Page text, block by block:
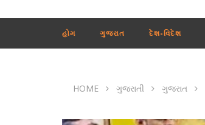
હોમ ગુજરાત દેશ-વિદેશ
HOME ગુજરાતી ગુજરાત